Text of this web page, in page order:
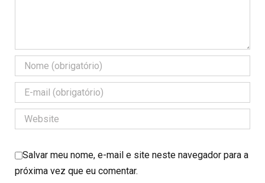
Salvar meu nome, e-mail e site neste navegador para a
próxima vez que eu comentar.